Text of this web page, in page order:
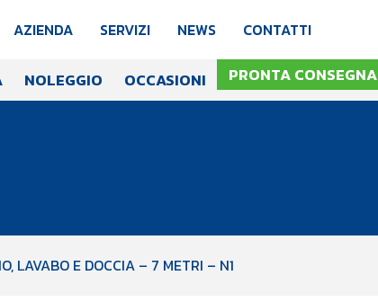
AZIENDA SERVIZI NEWS CONTATTI
NOLEGGIO OCCASIONI PRONTA CONSEGNA
LAVABO E DOCCIA – 7 METRI – N1